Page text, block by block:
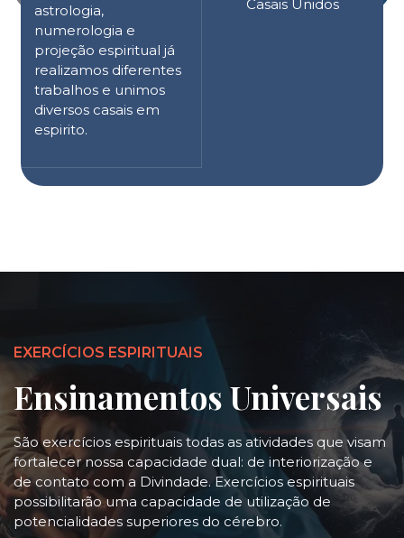
astrologia,
numerologia e
projeção espiritual já
realizamos diferentes
trabalhos e unimos
diversos casais em
espirito.
Casais Unidos
EXERCÍCIOS ESPIRITUAIS
Ensinamentos Universais
São exercícios espirituais todas as atividades que visam
fortalecer nossa capacidade dual: de interiorização e
de contato com a Divindade. Exercícios espirituais
possibilitarão uma capacidade de utilização de
potencialidades superiores do cérebro.